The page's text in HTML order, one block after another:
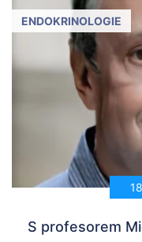
ENDOKRINOLOGIE
S profesorem